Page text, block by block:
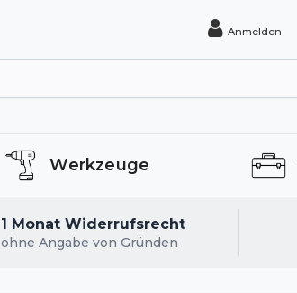
Anmelden
Werkzeuge
1 Monat Widerrufsrecht
ohne Angabe von Gründen